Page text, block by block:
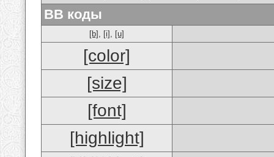
BB коды
[b] , [i] , [u]
[color]
[size]
[font]
[highlight]